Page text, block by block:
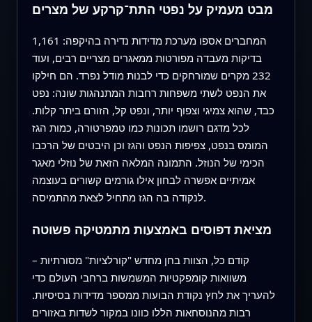
מבט מעמיק על נפטי התת־קרקע של מצרים
המחברים אספו מערכת מדידות נדירה בהיקפה: 1,161
בדיקות מעבדה מפורטות ממאגרים מצריים רבים, ועוד
232 מקרים שמורחקים כדי לבנות מודל נפרד. הם חילקו
את הנפט לשתי משפחות רחבות המתנהגות שונה: נפט
כבד, שהוא צמיגי וצפוף יותר, ונפט קל, הזורם ביתר קלות.
לכל מדגם רושמו תכונות כמו טמפרטורה, כמות הגז
המומס בנפט, צפיפות הנפט והגז וכן היבטים של הרכבו
הכימי של הנוזל. התמונה המלאה הזאת של נוזלי מאגר
אמיתיים אפשרה לבחון אילו גורמים קשורים בעוצמה
לנקודה בה הגז מתחיל לצאת מהתמיסה.
מציאת דפוסים באמצעות מתמטיקה פשוטה
קודם כל, הצוות בחן מחדש "קורלציות" מסורתיות –
משוואות קומפקטיות המשמשות ברחבי העולם כדי
להעריך את לחץ נקודת הבועות ממספר מדידות בסיסיות.
רבות מהנוסחאות הללו כוונו במקור לשדות באזורים